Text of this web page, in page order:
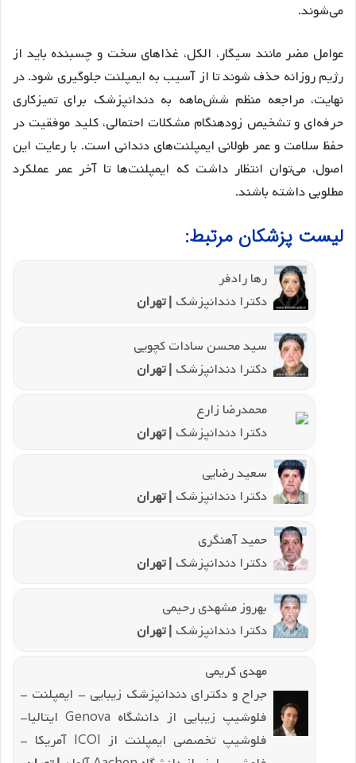
می‌شوند.
عوامل مضر مانند سیگار، الکل، غذاهای سخت و چسبنده باید از
رژیم روزانه حذف شوند تا از آسیب به ایمپلنت جلوگیری شود. در
نهایت، مراجعه منظم شش‌ماهه به دندانپزشک برای تمیزکاری
حرفه‌ای و تشخیص زودهنگام مشکلات احتمالی، کلید موفقیت در
حفظ سلامت و عمر طولانی ایمپلنت‌های دندانی است. با رعایت این
اصول، می‌توان انتظار داشت که ایمپلنت‌ها تا آخر عمر عملکرد
مطلوبی داشته باشند.
لیست پزشکان مرتبط:
رها رادفر
دکترا دندانپزشک | تهران
سید محسن سادات کچویی
دکترا دندانپزشک | تهران
محمدرضا زارع
دکترا دندانپزشک | تهران
سعید رضایی
دکترا دندانپزشک | تهران
حمید آهنگری
دکترا دندانپزشک | تهران
بهروز مشهدی رحیمی
دکترا دندانپزشک | تهران
مهدی کریمی
جراح و دکترای دندانپزشک زیبایی - ایمپلنت -
فلوشیپ زیبایی از دانشگاه Genova ایتالیا-
فلوشیپ تخصصی ایمپلنت از ICOI آمریکا -